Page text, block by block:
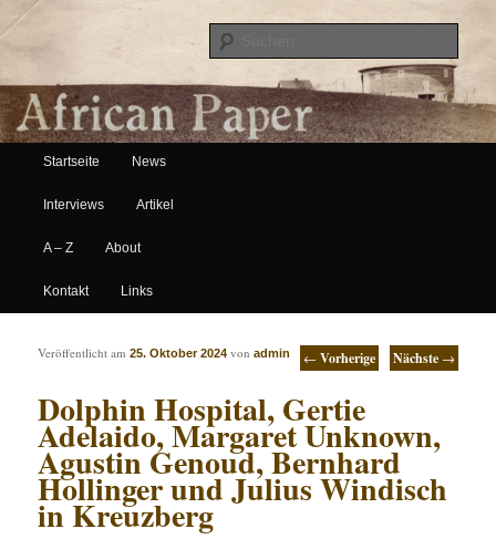
African Paper
Hauptmenü
Zum Inhalt wechseln
Zum sekundären Inhalt wechseln
Startseite News
Interviews Artikel
A – Z About
Kontakt Links
Artikelnavigation ← Vorherige Nächste →
Dolphin Hospital, Gertie
Adelaido, Margaret Unknown,
Agustin Genoud, Bernhard
Hollinger und Julius Windisch
in Kreuzberg
Veröffentlicht am25. Oktober 2024 vonadmin